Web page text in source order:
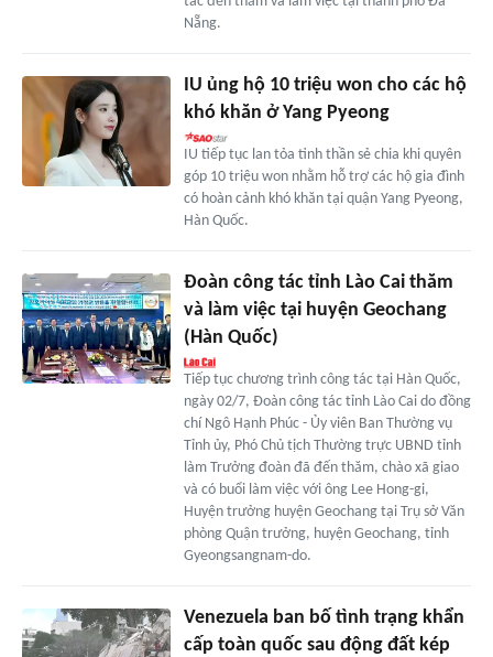
Nẵng.
IU ủng hộ 10 triệu won cho các hộ
khó khăn ở Yang Pyeong
IU tiếp tục lan tỏa tinh thần sẻ chia khi quyên
góp 10 triệu won nhằm hỗ trợ các hộ gia đình
có hoàn cảnh khó khăn tại quận Yang Pyeong,
Hàn Quốc.
Đoàn công tác tỉnh Lào Cai thăm
và làm việc tại huyện Geochang
(Hàn Quốc)
Tiếp tục chương trình công tác tại Hàn Quốc,
ngày 02/7, Đoàn công tác tỉnh Lào Cai do đồng
chí Ngô Hạnh Phúc - Ủy viên Ban Thường vụ
Tỉnh ủy, Phó Chủ tịch Thường trực UBND tỉnh
làm Trưởng đoàn đã đến thăm, chào xã giao
và có buổi làm việc với ông Lee Hong-gi,
Huyện trưởng huyện Geochang tại Trụ sở Văn
phòng Quận trưởng, huyện Geochang, tỉnh
Gyeongsangnam-do.
Venezuela ban bố tình trạng khẩn
cấp toàn quốc sau động đất kép